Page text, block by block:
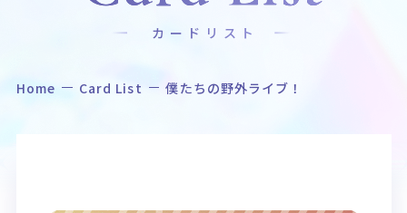
Home News
カードリスト
Home Card List 僕たちの野外ライブ！